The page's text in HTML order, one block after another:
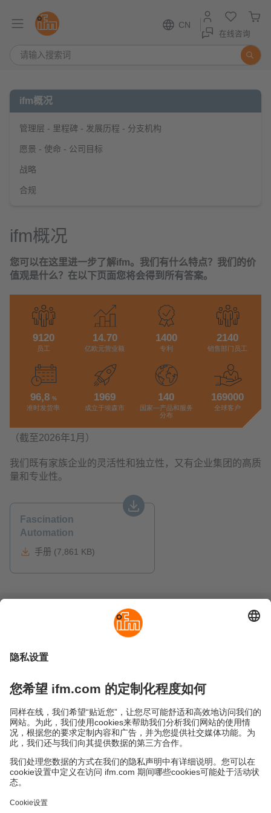
CN
在线咨询
ifm概况
管理层 - 里程碑 - 发展历程 - 分支机构
愿景 - 使命 - 公司目标
战略
合规
ifm概况
您可以在这里进一步了解ifm。我们有什么特点？我们的价
值观是什么？在以下页面您将会得到所有答案。
（截至2026年1月）
我们既有家族企业的灵活性和独立性，又有企业集团的高质
量和专业性。
Fascination
Automation
手册 (7,861 KB)
地点 (EN)
隐私政策
易福门电子(上海)有限公司
上海市浦东新区
盛夏路61弄1号楼6层
邮编: 201203
总机: 021 3813 4800
电子邮箱:info.cn@ifm.com
沪ICP备19047231号-1
沪公网安备31011502010310号